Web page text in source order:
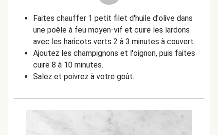
Faites chauffer 1 petit filet d'huile d'olive dans
une poêle à feu moyen-vif et cuire les lardons
avec les haricots verts 2 à 3 minutes à couvert.
Ajoutez les champignons et l'oignon, puis faites
cuire 8 à 10 minutes.
Salez et poivrez à votre goût.